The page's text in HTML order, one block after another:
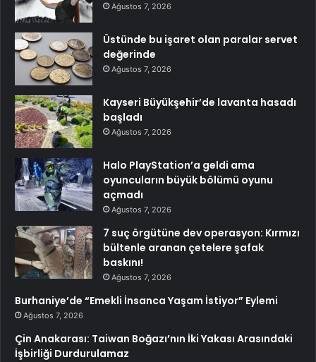
Ağustos 7, 2026
Üstünde bu işaret olan paralar servet
değerinde
Ağustos 7, 2026
Kayseri Büyükşehir’de lavanta hasadı
başladı
Ağustos 7, 2026
Halo PlayStation’a geldi ama
oyuncuların büyük bölümü oyunu
açmadı
Ağustos 7, 2026
7 suç örgütüne dev operasyon: Kırmızı
bültenle aranan çetelere şafak
baskını!
Ağustos 7, 2026
Burhaniye’de “Emekli İnsanca Yaşam İstiyor” Eylemi
Ağustos 7, 2026
Çin Anakarası: Taiwan Boğazı’nın İki Yakası Arasındaki
İşbirliği Durdurulamaz